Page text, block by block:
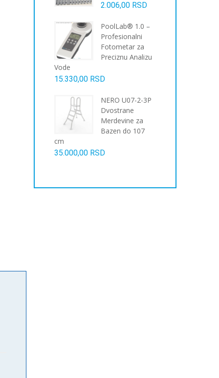
2.006,00 RSD
PoolLab® 1.0 –
Profesionalni
Fotometar za
Preciznu Analizu
Vode
15.330,00 RSD
NERO U07-2-3P
Dvostrane
Merdevine za
Bazen do 107
cm
35.000,00 RSD